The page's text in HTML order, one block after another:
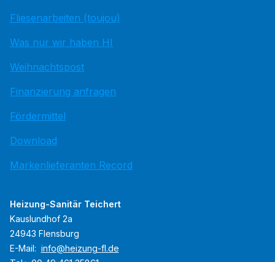
Fliesenarbeiten (toujou)
Was nur wir haben HI
Weihnachtspost
Finanzierung anfragen
Fördermittel
Download
Markenlieferanten Record
Heizung-Sanitär Teichert
Kauslundhof 2a
24943 Flensburg
E-Mail: info@heizung-fl.de